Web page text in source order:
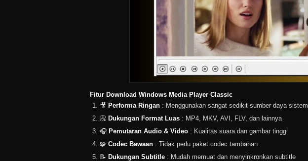
Fitur Download Windows Media Player Classic
🎥 Performa Ringan : Menggunakan sangat sedikit sumber daya sistem
📀 Dukungan Format Luas : MP4, MKV, AVI, FLV, dan lainnya
🎧 Pemutaran Audio & Video : Kualitas suara dan gambar tinggi
🧩 Codec Bawaan : Tidak perlu paket codec tambahan
📝 Dukungan Subtitle : Mudah memuat dan menyinkronkan subtitle